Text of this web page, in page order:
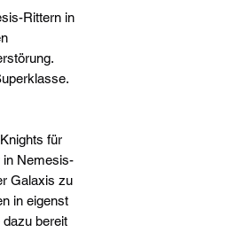
Rittern in
für
in Nemesis-
Galaxis zu
in eigenst
bereit